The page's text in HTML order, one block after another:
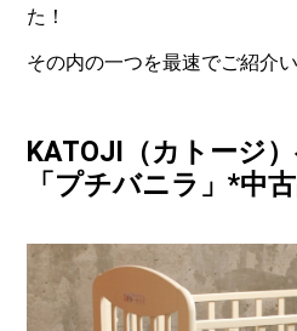
た！
その内の一つを最速でご紹介
KATOJI（カトージ
「プチバニラ」*中